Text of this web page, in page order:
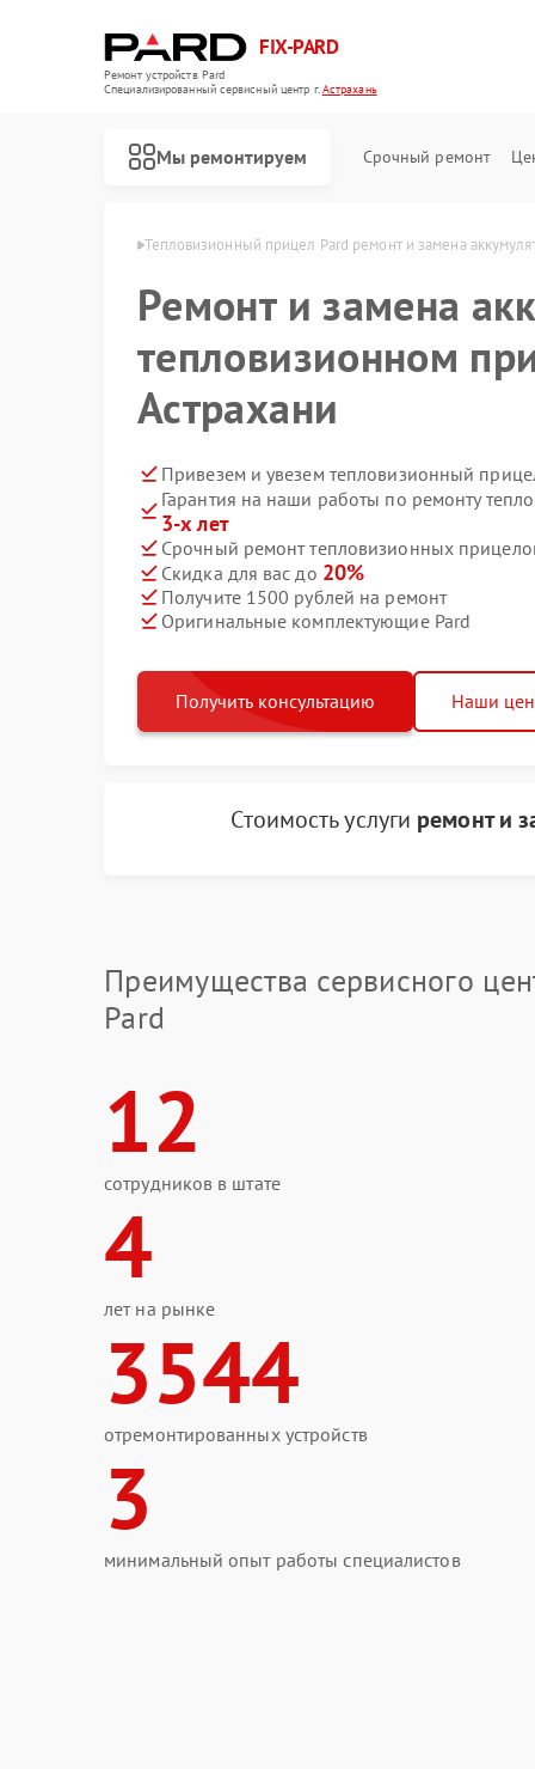
FIX-PARD
Ремонт устройств Pard
Специализированный cервисный центр г.Астрахань
Мы ремонтируем Срочный ремонт
Pard в Астрахани Тепловизионный прицел Pard ремонт и замена
Ремонт и замена
тепловизионном
Астрахани
Привезем и увезем тепловизионный
Гарантия на наши работы по ремонту
3-х лет
Срочный ремонт тепловизионных
Скидка для вас до 20%
Получите 1500 рублей на ремонт
Оригинальные комплектующие Pard
Получить консультацию Наши
Стоимость услуги ремонт и
Преимущества сервисного
Pard
12
сотрудников в штате
4
лет на рынке
3544
отремонтированных устройств
3
минимальный опыт работы специалистов